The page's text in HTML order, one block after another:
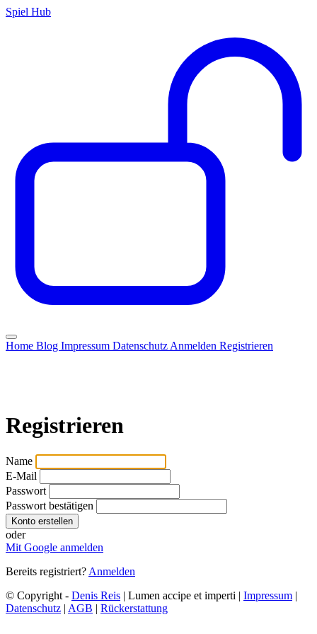
Spiel Hub
Home Blog Impressum Datenschutz Anmelden Registrieren
Registrieren
Name
E-Mail
Passwort
Passwort bestätigen
Konto erstellen
oder
Mit Google anmelden
Bereits registriert? Anmelden
© Copyright - Denis Reis | Lumen accipe et imperti | Impressum |
Datenschutz | AGB | Rückerstattung